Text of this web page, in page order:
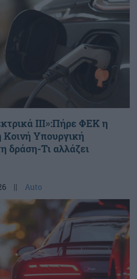
ΙΙΙ»:Πήρε ΦΕΚ η
Κοινή Υπουργική
δράση-Τι αλλάζει
|| Auto